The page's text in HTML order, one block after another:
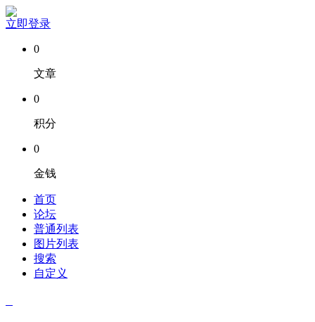
立即登录
0
文章
0
积分
0
金钱
首页
论坛
普通列表
图片列表
搜索
自定义